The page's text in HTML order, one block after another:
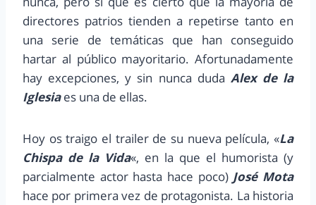
directores patrios tienden a repetirse tanto en
una serie de temáticas que han conseguido
hartar al público mayoritario. Afortunadamente
hay excepciones, y sin nunca duda Alex de la
Iglesiaes una de ellas.
Hoy os traigo el trailer de su nueva película, «La
Chispa de la Vida«, en la que el humorista (y
parcialmente actor hasta hace poco) José Mota
hace por primera vez de protagonista. La historia